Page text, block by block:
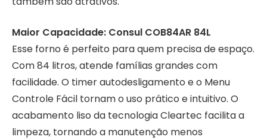
Maior Capacidade: Consul COB84AR 84L
Esse forno é perfeito para quem precisa de espaço.
Com 84 litros, atende famílias grandes com
facilidade. O timer autodesligamento e o Menu
Controle Fácil tornam o uso prático e intuitivo. O
acabamento liso da tecnologia Cleartec facilita a
limpeza, tornando a manutenção menos